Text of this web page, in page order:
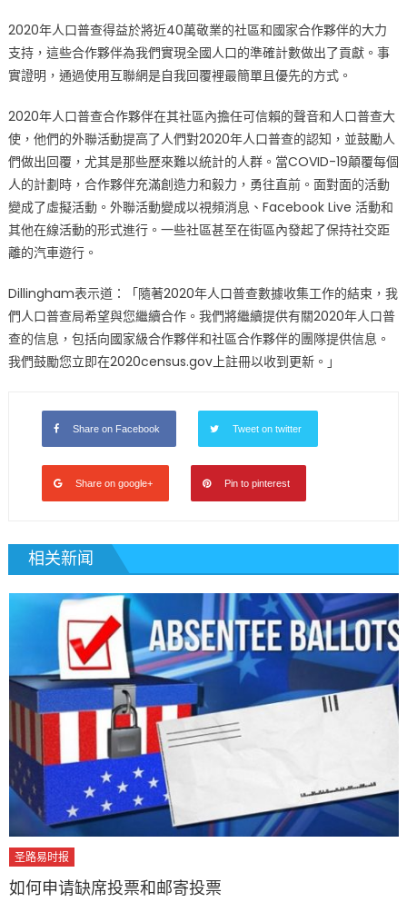
2020年人口普查得益於將近40萬敬業的社區和國家合作夥伴的大力
支持，這些合作夥伴為我們實現全國人口的準確計數做出了貢獻。事
實證明，通過使用互聯網是自我回覆裡最簡單且優先的方式。
2020年人口普查合作夥伴在其社區內擔任可信賴的聲音和人口普查大
使，他們的外聯活動提高了人們對2020年人口普查的認知，並鼓勵人
們做出回覆，尤其是那些歷來難以統計的人群。當COVID-19顛覆每個
人的計劃時，合作夥伴充滿創造力和毅力，勇往直前。面對面的活動
變成了虛擬活動。外聯活動變成以視頻消息、Facebook Live 活動和
其他在線活動的形式進行。一些社區甚至在街區內發起了保持社交距
離的汽車遊行。
Dillingham表示道：「隨著2020年人口普查數據收集工作的結束，我
們人口普查局希望與您繼續合作。我們將繼續提供有關2020年人口普
查的信息，包括向國家級合作夥伴和社區合作夥伴的團隊提供信息。
我們鼓勵您立即在2020census.gov上註冊以收到更新。」
Share on Facebook Tweet on twitter
Share on google+ Pin to pinterest
相关新闻
圣路易时报
如何申请缺席投票和邮寄投票